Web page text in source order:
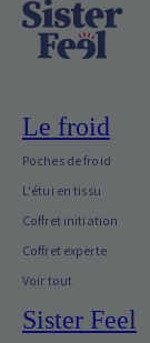
Le froid
Poches de froid
L'étui en tissu
Coffret initiation
Coffret experte
Voir tout
Sister Feel